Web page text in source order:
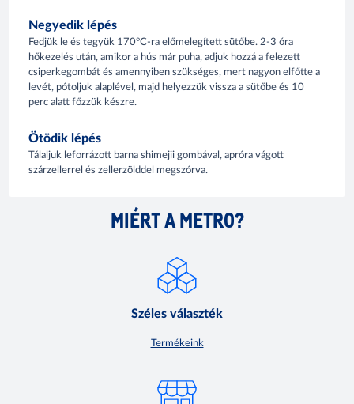
Negyedik lépés
Fedjük le és tegyük 170°C-ra előmelegített sütőbe. 2-3 óra
hőkezelés után, amikor a hús már puha, adjuk hozzá a felezett
csiperkegombát és amennyiben szükséges, mert nagyon elfőtte a
levét, pótoljuk alaplével, majd helyezzük vissza a sütőbe és 10
perc alatt főzzük készre.
Ötödik lépés
Tálaljuk leforrázott barna shimejii gombával, apróra vágott
szárzellerrel és zellerzölddel megszórva.
MIÉRT A METRO?
Széles választék
Termékeink